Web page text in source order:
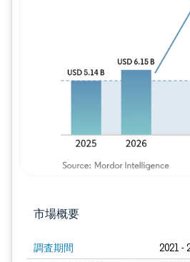
市場概要
調査期間 2021 -
画像